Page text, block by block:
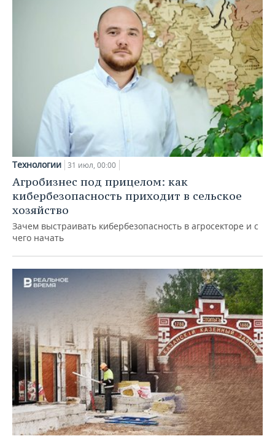
Технологии 31 июл, 00:00
Агробизнес под прицелом: как
кибербезопасность приходит в сельское
хозяйство
Зачем выстраивать кибербезопасность в агросекторе и с
чего начать